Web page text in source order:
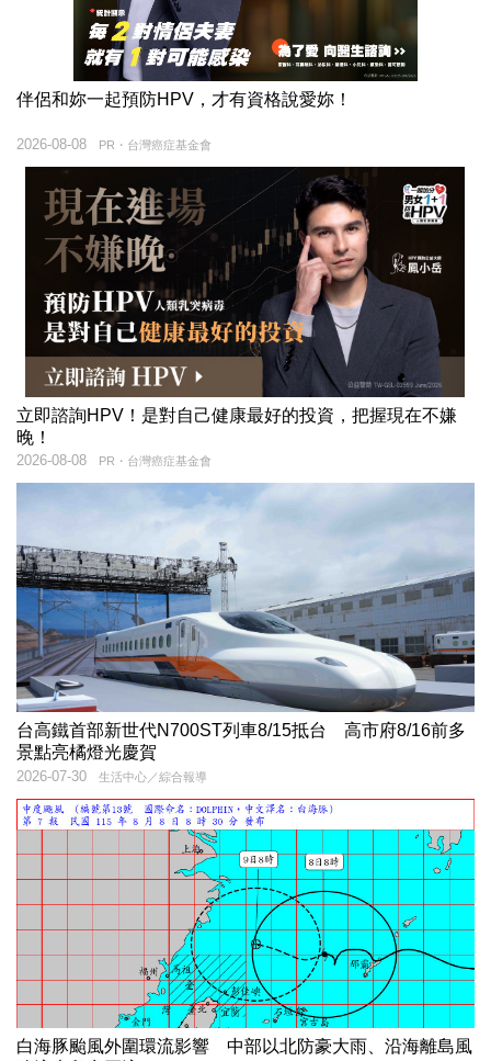
伴侶和妳一起預防HPV，才有資格說愛妳！
PR・台灣癌症基金會
2026-08-08
立即諮詢HPV！是對自己健康最好的投資，把握現在不嫌
晚！
PR・台灣癌症基金會
2026-08-08
台高鐵首部新世代N700ST列車8/15抵台 高市府8/16前多
景點亮橘燈光慶賀
生活中心／綜合報導
2026-07-30
白海豚颱風外圍環流影響 中部以北防豪大雨、沿海離島風